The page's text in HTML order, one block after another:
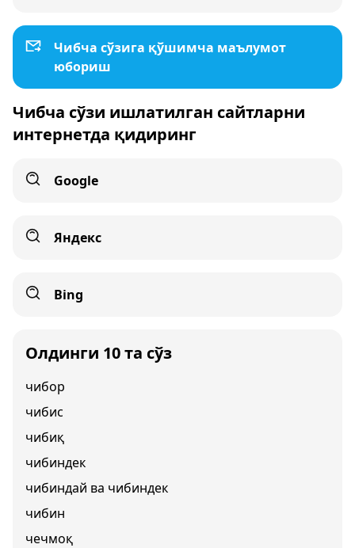
Чибча сўзига қўшимча маълумот
юбориш
Чибча сўзи ишлатилган сайтларни
интернетда қидиринг
Google
Яндекс
Bing
Олдинги 10 та сўз
чибор
чибис
чибиқ
чибиндек
чибиндай ва чибиндек
чибин
чечмоқ